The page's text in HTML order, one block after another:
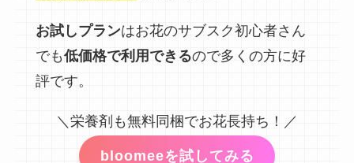
お試しプランはお花のサブスク初心者さん
でも低価格で利用できるので多くの方に好
評です。
＼栄養剤も無料同梱でお花長持ち！／
bloomeeを試してみる